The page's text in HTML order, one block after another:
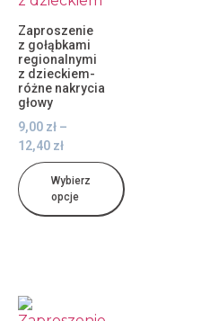
Zaproszenie
z gołąbkami
regionalnymi
z dzieckiem-
różne nakrycia
głowy
9,00 zł –
12,40 zł
Wybierz
opcje